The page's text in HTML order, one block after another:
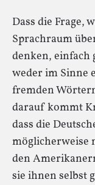
Dass die Frage,
Sprachraum
denken, einfach
weder im Sinne
fremden
darauf kommt
dass die
möglicherweise
den
sie ihnen selbst